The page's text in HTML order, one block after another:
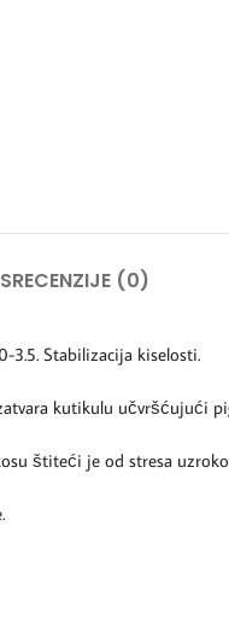
RECENZIJE (0)
3.5. Stabilizacija kiselosti.
kutikulu učvršćujući
štiteći je od stresa